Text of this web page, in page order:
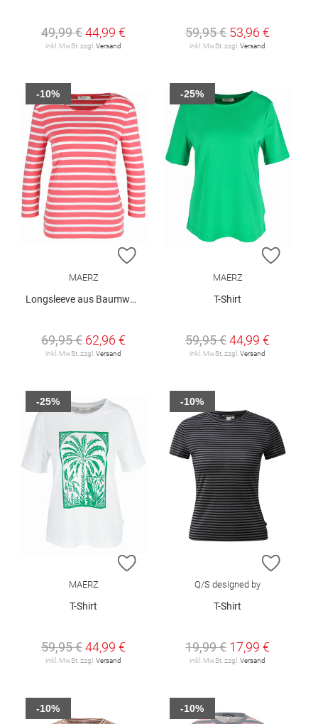
49,99 €44,99 €
inkl. MwSt. zzgl. Versand
59,95 € 53,96 €
inkl. MwSt. zzgl. Versand
ZUR WUNSCHLISTE HINZUFÜGEN
MAERZ
Longsleeve aus Baumwolle
69,95 € 62,96 €
inkl. MwSt. zzgl. Versand
-10%
ZUR
MAERZ
T-Shirt
59,95 €44,99 €
inkl. MwSt. zzgl. Versand
-25%
ZUR WUNSCHLISTE HINZUFÜGEN
MAERZ
T-Shirt
59,95 €44,99 €
inkl. MwSt. zzgl.Versand
-25%
ZUR
Q/S designed by
T-Shirt
19,99 € 17,99 €
inkl. MwSt. zzgl.Versand
-10%
-10% -10%